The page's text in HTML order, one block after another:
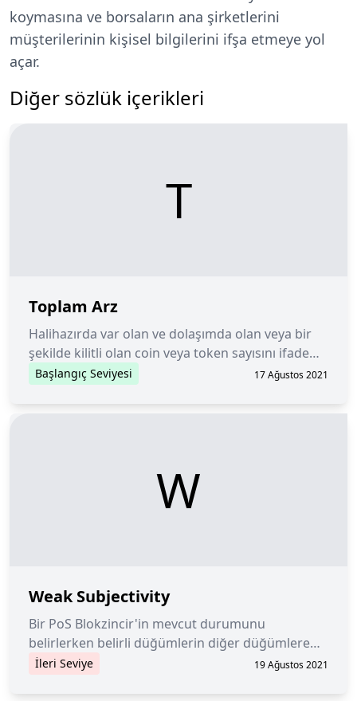
koymasına ve borsaların ana şirketlerini
müşterilerinin kişisel bilgilerini ifşa etmeye yol
açar.
Diğer sözlük içerikleri
T
Toplam Arz
Halihazırda var olan ve dolaşımda olan veya bir
şekilde kilitli olan coin veya token sayısını ifade
eder.
Başlangıç Seviyesi 17 Ağustos 2021
W
Weak Subjectivity
Bir PoS Blokzincir'in mevcut durumunu
belirlerken belirli düğümlerin diğer düğümlere
güvenme ihtiyacı ile ilgilidir.
İleri Seviye 19 Ağustos 2021